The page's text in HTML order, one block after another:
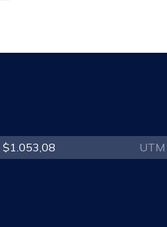
$1.053,08 UTM